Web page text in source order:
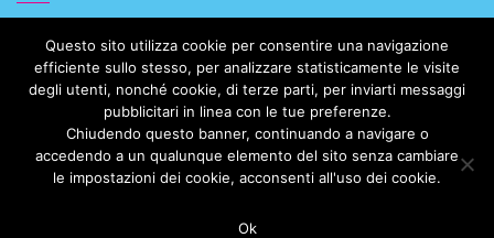
+39 091 6168088
info@intimoalcentrostorico.it
Vicolo Valguarnera, 10, 90133 Palermo PA, Italia
Questo sito utilizza cookie per consentire una navigazione
efficiente sullo stesso, per analizzare statisticamente le visite
degli utenti, nonché cookie, di terze parti, per inviarti messaggi
pubblicitari in linea con le tue preferenze.
Chiudendo questo banner, continuando a navigare o
accedendo a un qualunque elemento del sito senza cambiare
le impostazioni dei cookie, acconsenti all'uso dei cookie.
Ok